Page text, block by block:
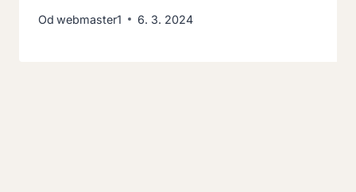
Od webmaster1 6. 3. 2024